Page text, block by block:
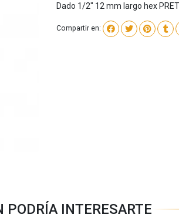
Dado 1/2" 12 mm largo hex
Compartir en:
PODRÍA INTERESARTE